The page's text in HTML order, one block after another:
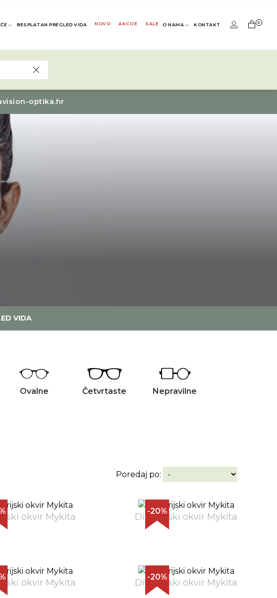
BESPLATAN PREGLED VIDA NOVO AKCIJE SALE O NAMA KONTAKT 0
optika.hr
VIDA
Ovalne Četvrtaste Nepravilne
Poredaj po:
okvir Mykita
-20%
Dioptrijski okvir Mykita
okvir Mykita
-20%
Dioptrijski okvir Mykita